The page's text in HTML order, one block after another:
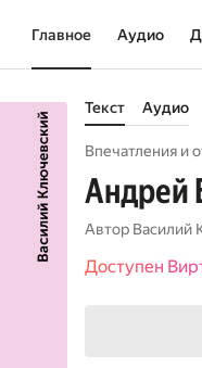
Главное Аудио
Текст Аудио
Впечатления и
Андрей
Автор Василий
Доступен